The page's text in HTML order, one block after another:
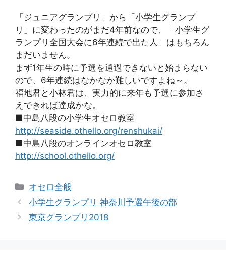
「ジュニアグランプリ」から「小学生グランプ
リ」に変わったのがまだ4年前なので、「小学生グ
ランプリ全国大会に6年連続で出た人」はもちろん
まだいません。
まず1年生の時に予選を通過できないと始まらない
ので、6年連続はなかなか難しいですよね～。
福地君と小林君は、実力的に来年も予選に参加さ
えできれば達成かな。
■中島八段の小学生オセロ教室
http://seaside.othello.org/renshukai/
■中島八段のオンラインオセロ教室
http://school.othello.org/
カ
テ
リ
オセロ全般
小学生グランプリ 神奈川予選午後の部
東京グランプリ2018